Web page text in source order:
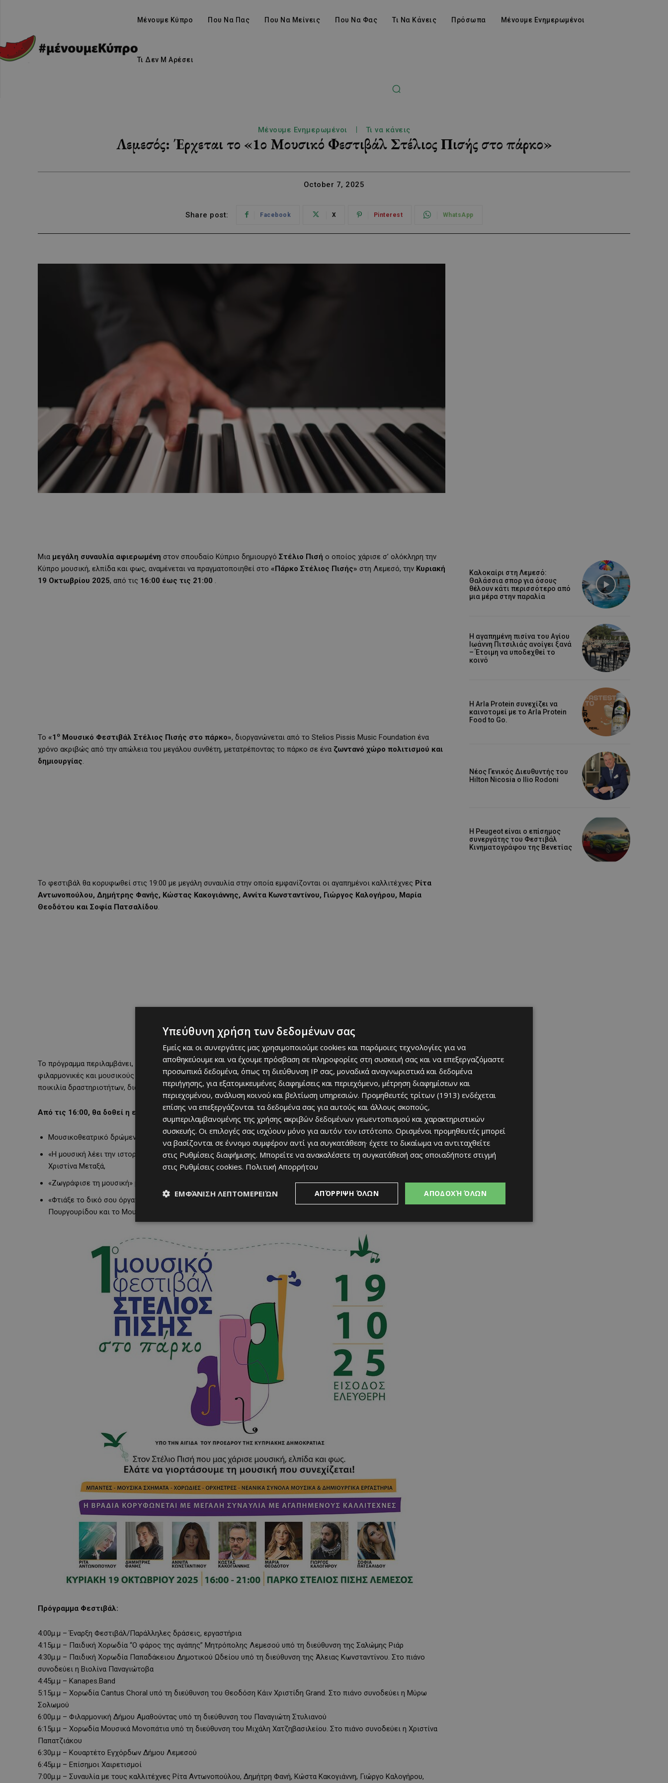
Μένουμε Κύπρο Που Να Πας Που Να Μείνεις Που Να Φας Τι Να Κάνεις Πρόσωπα Μένουμε Ενημερωμένοι
Τι Δεν Μ Αρέσει
Μένουμε Ενημερωμένοι Τι να κάνεις
Λεμεσός: Έρχεται το «1ο Μουσικό Φεστιβάλ Στέλιος Πισής στο πάρκο»
October 7, 2025
Share post: Facebook X Pinterest WhatsApp
Μια μεγάλη συναυλία αφιερωμένη στον σπουδαίο Κύπριο δημιουργό Στέλιο Πισή ο οποίος χάρισε σ’ ολόκληρη την
Κύπρο μουσική, ελπίδα και φως, αναμένεται να πραγματοποιηθεί στο «Πάρκο Στέλιος Πισής» στη Λεμεσό, την Κυριακή
19 Οκτωβρίου 2025, από τις 16:00 έως τις 21:00 .
Το «1 ο Μουσικό Φεστιβάλ Στέλιος Πισής στο πάρκο», διοργανώνεται από το Stelios Pissis Music Foundation ένα
χρόνο ακριβώς από την απώλεια του μεγάλου συνθέτη, μετατρέποντας το πάρκο σε ένα ζωντανό χώρο πολιτισμού και
δημιουργίας.
Το φεστιβάλ θα κορυφωθεί στις 19:00 με μεγάλη συναυλία στην οποία εμφανίζονται οι αγαπημένοι καλλιτέχνες Ρίτα
Αντωνοπούλου, Δημήτρης Φανής, Κώστας Κακογιάννης, Αννίτα Κωνσταντίνου, Γιώργος Καλογήρου, Μαρία
Θεοδότου και Σοφία Πατσαλίδου.
Το πρόγραμμα περιλαμβάνει, μεταξύ άλλων,καλλιτεχνικό ταξίδιμε παιδικές χορωδίες, φωνητικά σύνολα, μπάντες,
φιλαρμονικές και μουσικούς που θα γεμίσουν το πάρκο με ξεχωριστές μελωδίες. Για τα παιδιά θα υπάρχει, επίσης,
ποικιλία δραστηριοτήτων, διαδραστικά δρώμενα και εργαστήρια.
Από τις 16:00, θα δοθεί η ευκαιρία στους επισκέπτες να συμμετάσχουν:
Μουσικοθεατρικό δρώμενο «Να μ’αγαπάς» με τους ηθοποιούς Στέλιο Ανδρονίκου και Βαρβάρα Χριστοφή,
«Η μουσική λέει την ιστορία» με το λογοτεχνικό κύκλο Chez-νού literary society και την ιδρύτρια του και συγγραφέα
Χριστίνα Μεταξά,
«Ζωγράφισε τη μουσική» με το Studio8 School of Art & Design,
«Φτιάξε το δικό σου όργανο και ας τραγουδήσουμε μαζί» με το Μουσικό Χώρο της Αγγέλας Νεοκλέους
Πουργουρίδου και το Μουσικό Εργαστήρι του Ανοικτού Σχολείου Δήμου Αμαθούντας.
Πρόγραμμα Φεστιβάλ:
4:00μ.μ – Έναρξη Φεστιβάλ/Παράλληλες δράσεις, εργαστήρια
4:15μ.μ – Παιδική Χορωδία “Ο φάρος της αγάπης” Μητρόπολης Λεμεσού υπό τη διεύθυνση της Σαλώμης Ριάρ
4:30μ.μ – Παιδική Χορωδία Παπαδάκειου Δημοτικού Ωδείου υπό τη διεύθυνση της Άλειας Κωνσταντίνου. Στο πιάνο
συνοδεύει η Βιολίνα Παναγιώτοβα
4:45μ.μ – Kanapes.Band
5:15μ.μ – Χορωδία Cantus Choral υπό τη διεύθυνση του Θεοδόση Κάιν Χριστίδη Grand. Στο πιάνο συνοδεύει η Μύρω
Σολωμού
6:00μ.μ – Φιλαρμονική Δήμου Αμαθούντας υπό τη διεύθυνση του Παναγιώτη Στυλιανού
6:15μ.μ – Χορωδία Μουσικά Μονοπάτια υπό τη διεύθυνση του Μιχάλη Χατζηβασιλείου. Στο πιάνο συνοδεύει η Χριστίνα
Παπατζιάκου
6:30μ.μ – Κουαρτέτο Εγχόρδων Δήμου Λεμεσού
6:45μ.μ – Επίσημοι Χαιρετισμοί
7:00μ.μ – Συναυλία με τους καλλιτέχνες Ρίτα Αντωνοπούλου, Δημήτρη Φανή, Κώστα Κακογιάννη, Γιώργο Καλογήρου,
Καλοκαίρι στη Λεμεσό:
Θαλάσσια σπορ για όσους
θέλουν κάτι περισσότερο από
μια μέρα στην παραλία
Η αγαπημένη πισίνα του Αγίου
Ιωάννη Πιτσιλιάς ανοίγει ξανά
– Έτοιμη να υποδεχθεί το
κοινό
Η Arla Protein συνεχίζει να
καινοτομεί με το Arla Protein
Food to Go.
Νέος Γενικός Διευθυντής του
Hilton Nicosia ο Ilio Rodoni
Η Peugeot είναι ο επίσημος
συνεργάτης του Φεστιβάλ
Κινηματογράφου της Βενετίας
Υπεύθυνη χρήση των δεδομένων σας
Εμείς και οι συνεργάτες μας χρησιμοποιούμε cookies και παρόμοιες τεχνολογίες για να
αποθηκεύουμε και να έχουμε πρόσβαση σε πληροφορίες στη συσκευή σας και να επεξεργαζόμαστε
προσωπικά δεδομένα, όπως τη διεύθυνση IP σας, μοναδικά αναγνωριστικά και δεδομένα
περιήγησης, για εξατομικευμένες διαφημίσεις και περιεχόμενο, μέτρηση διαφημίσεων και
περιεχομένου, ανάλυση κοινού και βελτίωση υπηρεσιών. Προμηθευτές τρίτων (1913) ενδέχεται
επίσης να επεξεργάζονται τα δεδομένα σας για αυτούς και άλλους σκοπούς,
συμπεριλαμβανομένης της χρήσης ακριβών δεδομένων γεωεντοπισμού και χαρακτηριστικών
συσκευής. Οι επιλογές σας ισχύουν μόνο για αυτόν τον ιστότοπο. Ορισμένοι προμηθευτές μπορεί
να βασίζονται σε έννομο συμφέρον αντί για συγκατάθεση· έχετε το δικαίωμα να αντιταχθείτε
στις Ρυθμίσεις διαφήμισης. Μπορείτε να ανακαλέσετε τη συγκατάθεσή σας οποιαδήποτε στιγμή
στις Ρυθμίσεις cookies. Πολιτική Απορρήτου
ΑΠΟΔΟΧΉ ΌΛΩΝ
ΑΠΌΡΡΙΨΗ ΌΛΩΝ
ΕΜΦΆΝΙΣΗ ΛΕΠΤΟΜΕΡΕΙΏΝ